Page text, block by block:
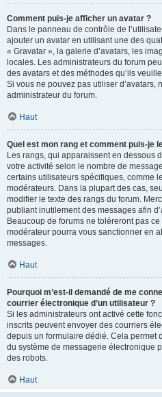
Comment puis-je afficher un avatar ?
Dans le panneau de contrôle de
ajouter un avatar en utilisant une des
« Gravatar », la galerie d’avatars, les
locales. Les administrateurs du forum
des avatars et des méthodes qu’ils
Si vous ne pouvez pas utiliser d’avatars,
administrateur du forum.
Haut
Quel est mon rang et comment puis-je
Les rangs, qui apparaissent en dessous
votre activité selon le nombre de
certains utilisateurs spécifiques, comme
modérateurs. Dans la plupart des cas,
modifier le texte des rangs du forum.
publiant inutilement des messages afin
Beaucoup de forums ne toléreront pas
modérateur pourra vous sanctionner en
messages.
Haut
Pourquoi m’est-il demandé de me
courrier électronique d’un utilisateur ?
Si les administrateurs ont activé cette
inscrits peuvent envoyer des courriers
depuis un formulaire dédié. Cela permet
du système de messagerie électronique
des robots.
Haut